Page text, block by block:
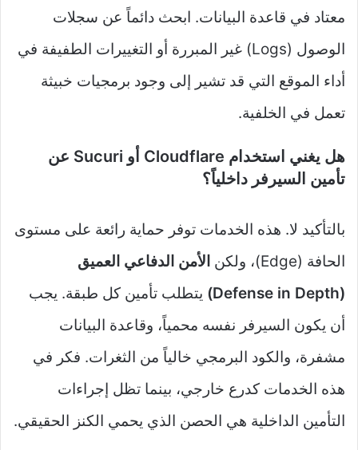
معتاد في قاعدة البيانات. ابحث دائماً عن سجلات
الوصول (Logs) غير المبررة أو التغييرات الطفيفة في
أداء الموقع التي قد تشير إلى وجود برمجيات خبيثة
تعمل في الخلفية.
هل يغني استخدام Cloudflare أو Sucuri عن
تأمين السيرفر داخلياً؟
بالتأكيد لا. هذه الخدمات توفر حماية رائعة على مستوى
الحافة (Edge)، ولكن
الأمن الدفاعي العميق
(Defense in Depth)
يتطلب تأمين كل طبقة. يجب
أن يكون السيرفر نفسه محمياً، وقاعدة البيانات
مشفرة، والكود البرمجي خالياً من الثغرات. فكر في
هذه الخدمات كدرع خارجي، بينما تظل إجراءات
التأمين الداخلية هي الحصن الذي يحمي الكنز الحقيقي.